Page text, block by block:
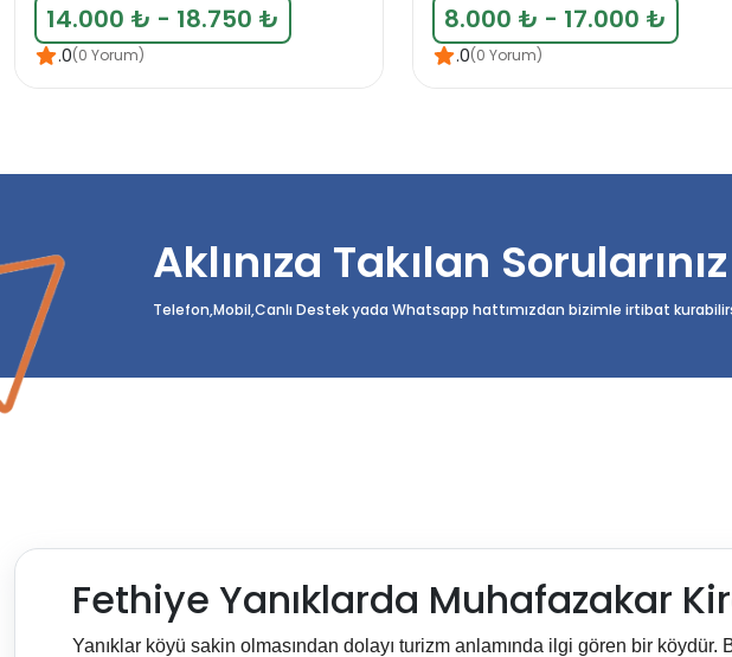
14.000 ₺ - 18.750 ₺
.0(0 Yorum)
8.000 ₺ - 17.000 ₺
.0(0 Yorum)
Aklınıza Takılan
Telefon,Mobil,Canlı Destek yada Whatsapp hattımızdan bizimle irtibat
Fethiye Yanıklarda Muhafazakar
Yanıklar köyü sakin olmasından dolayı turizm anlamında ilgi gören bir